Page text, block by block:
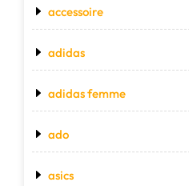
accessoire
adidas
adidas femme
ado
asics